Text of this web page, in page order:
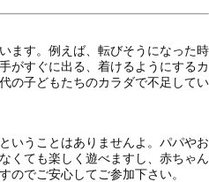
ます。例えば、転びそうになった時
がすぐに出る、着けるようにするカ
の子どもたちのカラダで不足してい
いうことはありませんよ。パパやお
くても楽しく遊べますし、赤ちゃん
のでご安心してご参加下さい。